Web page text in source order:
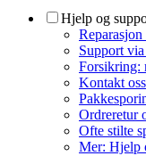
Hjelp og
Support
Forsikring:
Kontakt oss
Ordreretur
Ofte stilte
Mer: Hjelp